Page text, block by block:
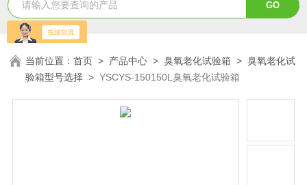
当前位置：首页 > 产品中心 >臭氧老化试验箱 >臭氧老化试
验箱型号选择 >YSCYS-150150L臭氧老化试验箱